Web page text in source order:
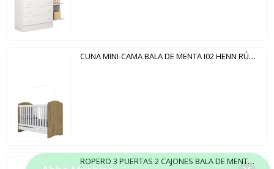
CUNA MINI-CAMA BALA DE MENTA I02 HENN RÚSTICO|BLANCO
ROPERO 3 PUERTAS 2 CAJONES BALA DE MENTA IA110 HENN BLANCO | FLEX